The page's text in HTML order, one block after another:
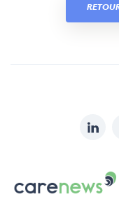
sur:
Le